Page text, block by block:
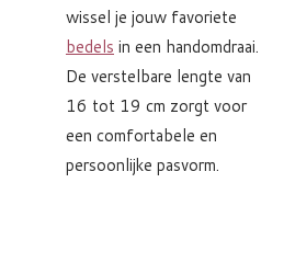
wissel je jouw favoriete
bedels in een handomdraai.
De verstelbare lengte van
16 tot 19 cm zorgt voor
een comfortabele en
persoonlijke pasvorm.